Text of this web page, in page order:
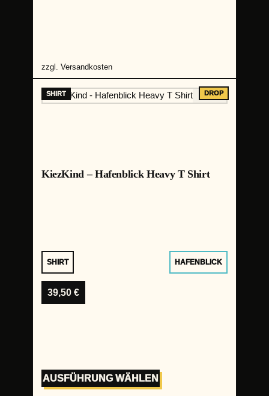
zzgl. Versandkosten
KiezKind – Hafenblick Heavy T Shirt
SHIRT HAFENBLICK
39,50 €
AUSFÜHRUNG WÄHLEN